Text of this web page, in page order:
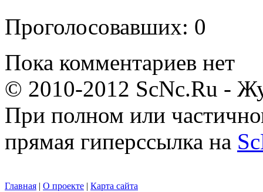
Проголосовавших: 0
Пока комментариев нет
© 2010-2012 ScNc.Ru -
При полном или
прямая гиперссылка на
Главная | О проекте | Карта сайта